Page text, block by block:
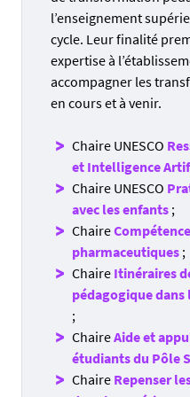
S’impliquer
Proposer une
thématique pour un
En s'appuyant sur les
pédagogiques des
temps forts de
universitaires sont
une conférence
ou tout
d'engager une
Le LAB'EE peut prendre
l'événement , de sa
communication.
Rejoindre le
une chaire
l’enseignement
cycle. Leur finalité
expertise à
accompagner les
en cours et à venir.
Chaire UNESCO
et Intelligence
Chaire UNESCO
avec les enfants ;
Chaire
pharmaceutiques ;
Chaire Itinéraires
pédagogique
;
ChaireAide et
étudiants du Pôle
Chaire Repenser